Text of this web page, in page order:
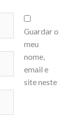
Guardar o
meu
nome,
email e
site neste